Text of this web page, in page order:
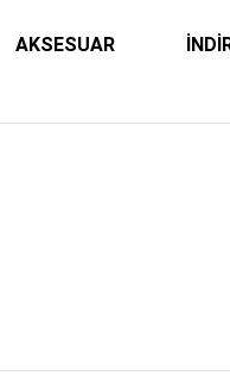
AKSESUAR